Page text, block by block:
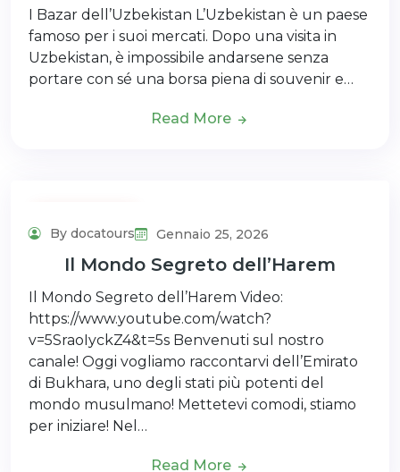
I Bazar dell’Uzbekistan L’Uzbekistan è un paese
famoso per i suoi mercati. Dopo una visita in
Uzbekistan, è impossibile andarsene senza
portare con sé una borsa piena di souvenir e…
Read More
By docatours Gennaio 25, 2026
Il Mondo Segreto dell’Harem
Il Mondo Segreto dell’Harem Video:
https://www.youtube.com/watch?
v=5SraoIyckZ4&t=5s Benvenuti sul nostro
canale! Oggi vogliamo raccontarvi dell’Emirato
di Bukhara, uno degli stati più potenti del
mondo musulmano! Mettetevi comodi, stiamo
per iniziare! Nel…
Read More